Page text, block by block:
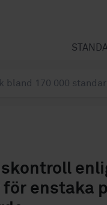
för enstaka